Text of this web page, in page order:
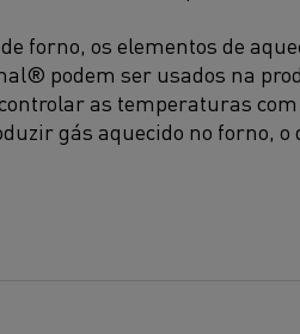
forno, os elementos de
podem ser usados na
as temperaturas
gás aquecido no forno,